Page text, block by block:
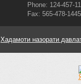
Phone: 124-457-
Fax: 565-478-1445
Хадамоти назорати